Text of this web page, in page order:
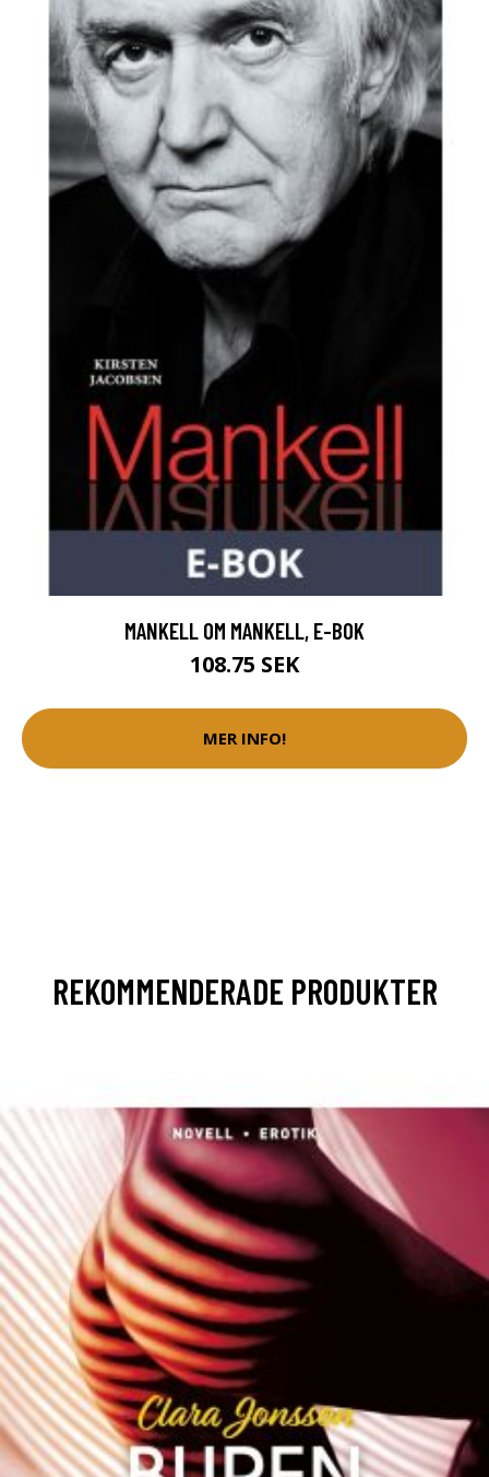
MANKELL OM MANKELL, E-BOK
108.75 SEK
MER INFO!
REKOMMENDERADE PRODUKTER